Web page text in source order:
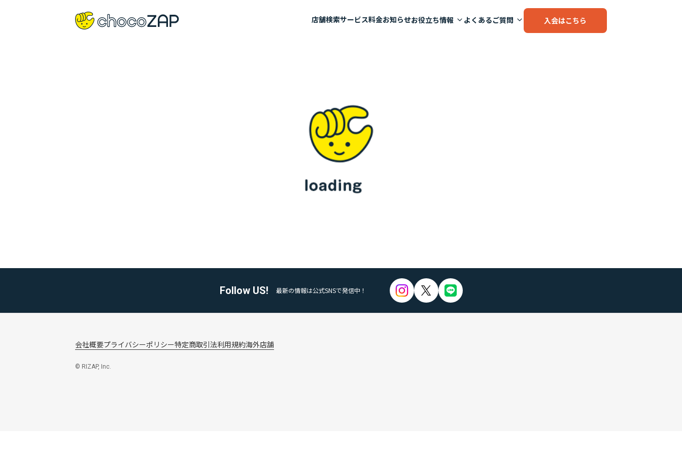
店舗検索サービス料金お知らせお役立ち情報 よくあるご質問 入会はこちら
Follow US! 最新の情報は公式SNSで発信中！
会社概要プライバシーポリシー特定商取引法利用規約海外店舗
© RIZAP, Inc.